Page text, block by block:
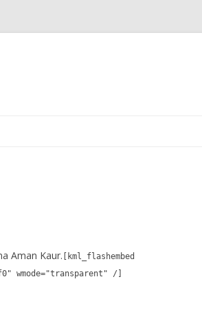
Aman Kaur. [kml_flashembed
wmode="transparent" /]